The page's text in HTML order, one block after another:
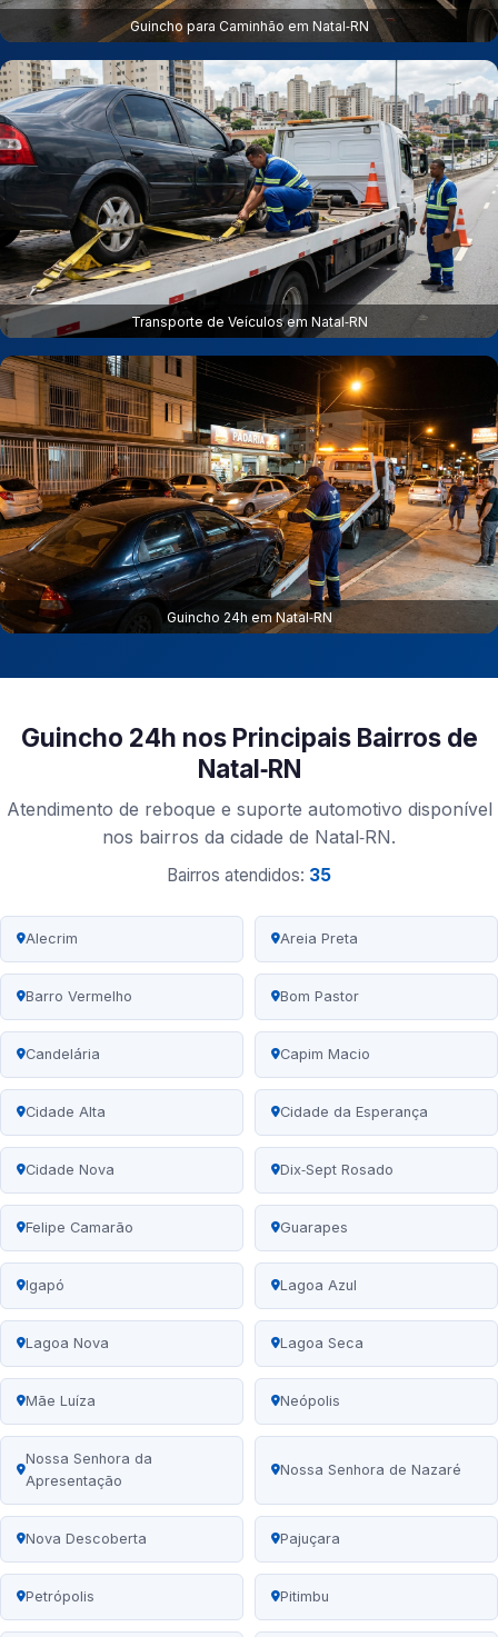
Guincho para Caminhão em Natal‑RN
Transporte de Veículos em Natal‑RN
Guincho 24h em Natal‑RN
Guincho 24h nos Principais Bairros de
Natal‑RN
Atendimento de reboque e suporte automotivo disponível
nos bairros da cidade de Natal‑RN.
Bairros atendidos: 35
Alecrim Areia Preta
Barro Vermelho Bom Pastor
Candelária Capim Macio
Cidade Alta Cidade da Esperança
Cidade Nova Dix‑Sept Rosado
Felipe Camarão Guarapes
Igapó Lagoa Azul
Lagoa Nova Lagoa Seca
Mãe Luíza Neópolis
Nossa Senhora da
Apresentação
Nossa Senhora de Nazaré
Nova Descoberta Pajuçara
Petrópolis Pitimbu